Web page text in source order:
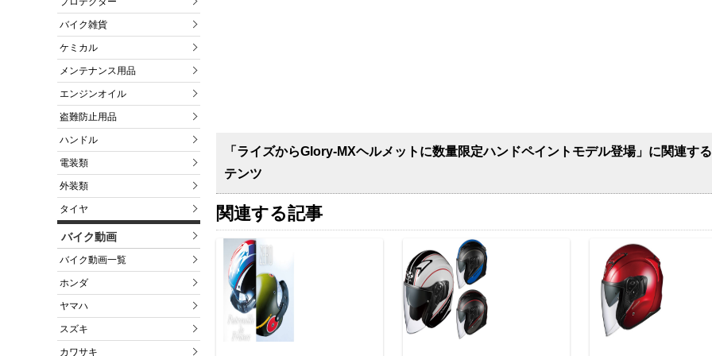
バイク雑貨
ケミカル
メンテナンス用品
エンジンオイル
盗難防止用品
ハンドル
電装類
外装類
タイヤ
バイク動画
バイク動画一覧
ホンダ
ヤマハ
スズキ
カワサキ
「ライズからGlory-MXヘルメットに数量限定ハンドペイントモデル登場」に関連す
テンツ
関連する記事